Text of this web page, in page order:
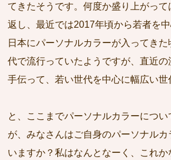
てきたそうです。何度か盛り上がって
返し、最近では2017年頃から若者を中
日本にパーソナルカラーが入ってき
代で流行っていたようですが、直近
手伝って、若い世代を中心に幅広い世
と、ここまでパーソナルカラーについ
が、みなさんはご自身のパーソナル
いますか？私はなんとなーく、これか